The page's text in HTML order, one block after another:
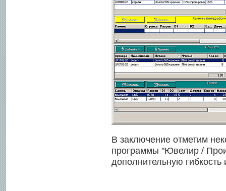
В заключение отметим
программы "Ювелир /
дополнительную